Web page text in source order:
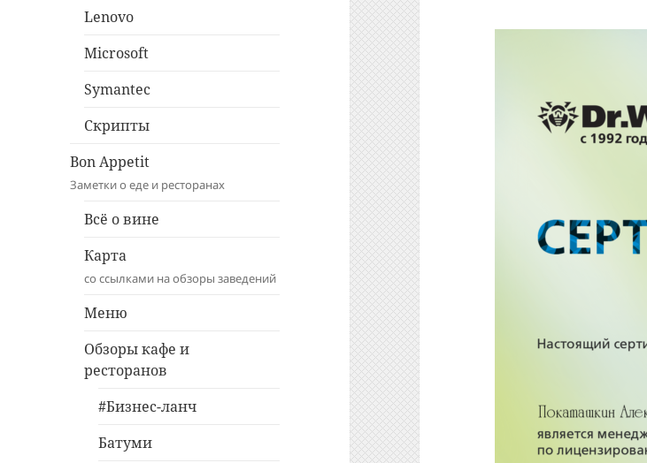
Lenovo
Microsoft
Symantec
Скрипты
Bon Appetit
Заметки о еде и ресторанах
Всё о вине
Карта
со ссылками на обзоры заведений
Меню
Обзоры кафе и
ресторанов
#Бизнес-ланч
Батуми